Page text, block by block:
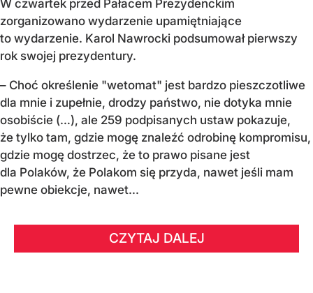
W czwartek przed Pałacem Prezydenckim
zorganizowano wydarzenie upamiętniające
to wydarzenie. Karol Nawrocki podsumował pierwszy
rok swojej prezydentury.
– Choć określenie "wetomat" jest bardzo pieszczotliwe
dla mnie i zupełnie, drodzy państwo, nie dotyka mnie
osobiście (…), ale 259 podpisanych ustaw pokazuje,
że tylko tam, gdzie mogę znaleźć odrobinę kompromisu,
gdzie mogę dostrzec, że to prawo pisane jest
dla Polaków, że Polakom się przyda, nawet jeśli mam
pewne obiekcje, nawet...
CZYTAJ DALEJ